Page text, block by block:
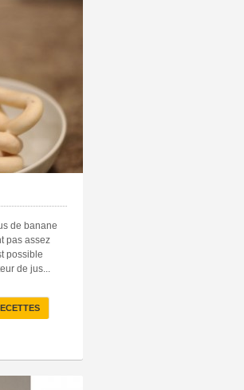
de banane
pas assez
possible
de jus...